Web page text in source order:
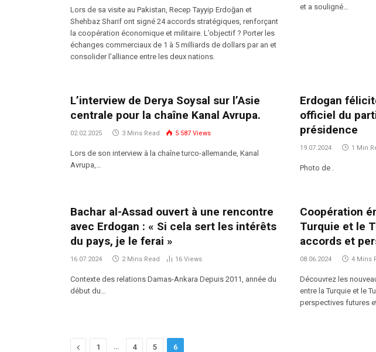
Lors de sa visite au Pakistan, Recep Tayyip Erdoğan et
Shehbaz Sharif ont signé 24 accords stratégiques, renforçant
la coopération économique et militaire. L’objectif ? Porter les
échanges commerciaux de 1 à 5 milliards de dollars par an et
consolider l’alliance entre les deux nations.
et a souligné…
L’interview de Derya Soysal sur l’Asie
centrale pour la chaîne Kanal Avrupa.
02.02.2025 3 Mins Read 5 587 Views
Lors de son interview à la chaîne turco-allemande, Kanal
Avrupa,…
Erdogan
officiel du
présidence
19.07.2024 1 Min
Photo de .
Bachar al-Assad ouvert à une rencontre
avec Erdogan : « Si cela sert les intérêts
du pays, je le ferai »
16.07.2024 2 Mins Read 16 Views
Contexte des relations Damas-Ankara Depuis 2011, année du
début du…
Coopération
Turquie et le
accords et
08.06.2024 4 Mins
Découvrez les
entre la Turquie et le
perspectives futures
Previous
1 … 4 5 6